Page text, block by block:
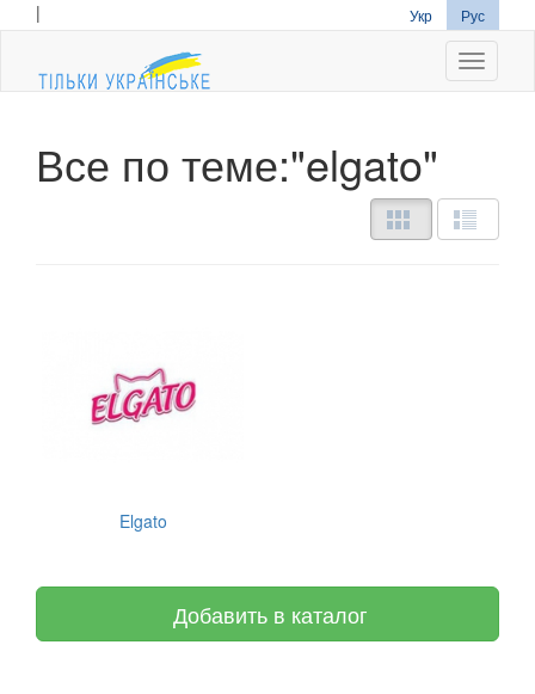
| Укр Рус
Все по теме:"elgato"
Elgato
Добавить в каталог